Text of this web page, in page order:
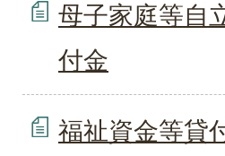
母子家庭等自
付金
福祉資金等貸